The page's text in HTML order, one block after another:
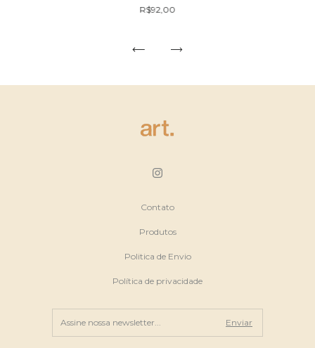
R$92,00
Contato
Produtos
Politica de Envio
Política de privacidade